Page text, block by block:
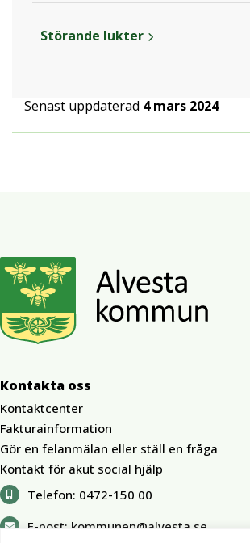
Störande lukter
Senast uppdaterad 4 mars 2024
Kontakta oss
Kontaktcenter
Fakturainformation
Gör en felanmälan eller ställ en fråga
Kontakt för akut social hjälp
Telefon: 0472-150 00
E-post: kommunen@alvesta.se